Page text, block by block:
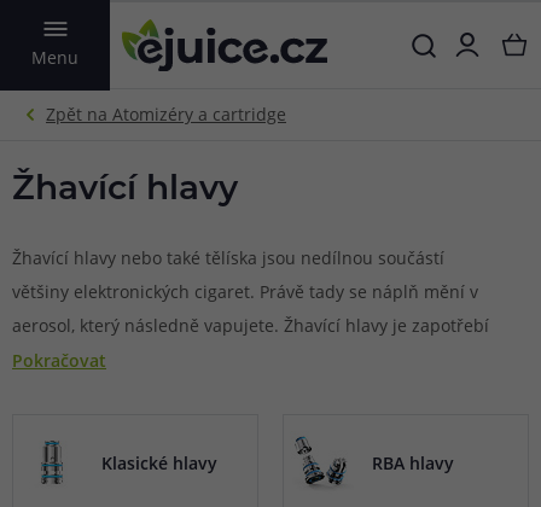
Menu
VYHLEDAT
Žhavící hlavy
Žhavící hlavy nebo také tělíska jsou nedílnou součástí
většiny elektronických cigaret. Právě tady se náplň mění v
aerosol, který následně vapujete. Žhavící hlavy je zapotřebí
pravidelně měnit, aby e-cigareta dosahovala těch
správnou hlavu.Klasické žhavící hlavy mají pevně
připojenou spirálku s vatou a po opotřebení se nahrazují
Pokračovat
Klasické hlavy RBA hlavy